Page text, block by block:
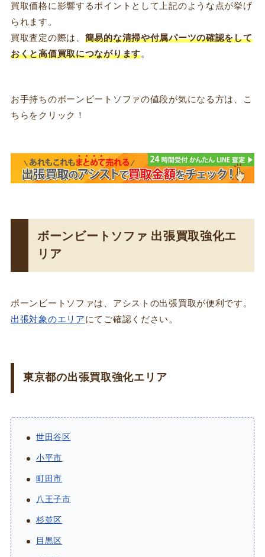
買取価格に影響するポイントとして上記のような点が挙げ
られます。
買取査定の際は、 簡易的な清掃や付属パーツの確認をして
おくと高価買取につながります。
お手持ちのボーンビートソファの値段が気になる方は、こ
ちらをクリック！
ボーンビートソファ 出張買取強化エ
リア
ボーンビートソファは、アシストの出張買取が便利です。
出張対象のエリア にてご確認ください。
東京都の出張買取強化エリア
世田谷区
小平市
町田市
八王子市
杉並区
目黒区